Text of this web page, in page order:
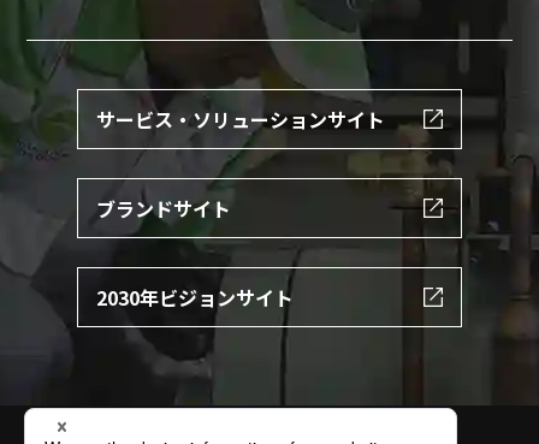
サービス・ソリューションサイト
ブランドサイト
2030年ビジョンサイト